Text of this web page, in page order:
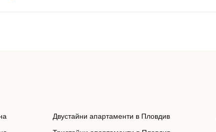
Двустайни апартаменти в Пловдив